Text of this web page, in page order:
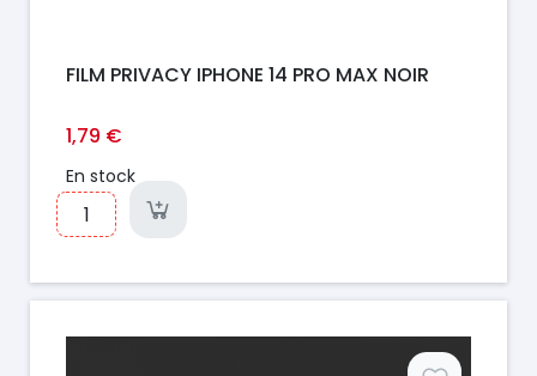
FILM PRIVACY IPHONE 14 PRO MAX NOIR
1,79 €
En stock